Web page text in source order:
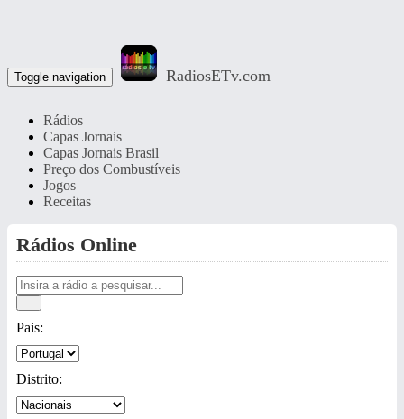
Toggle navigation RadiosETv.com
Rádios
Capas Jornais
Capas Jornais Brasil
Preço dos Combustíveis
Jogos
Receitas
Rádios Online
Pais:
Distrito: